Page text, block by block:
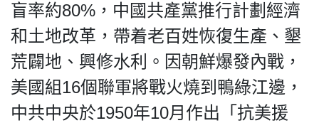
盲率約80%，中國共產黨推行計劃經濟
和土地改革，帶着老百姓恢復生產、墾
荒闢地、興修水利。因朝鮮爆發內戰，
美國組16個聯軍將戰火燒到鴨綠江邊，
中共中央於1950年10月作出「抗美援